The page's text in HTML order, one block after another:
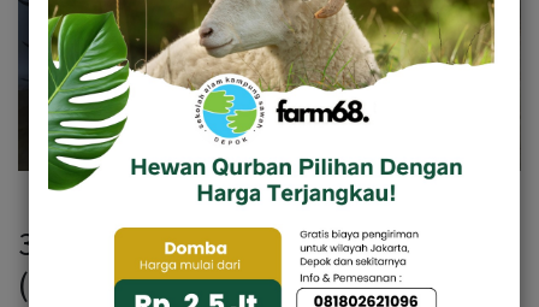
329 - Domba Dugul Extra Jumbo 1
(E3) 50 Up